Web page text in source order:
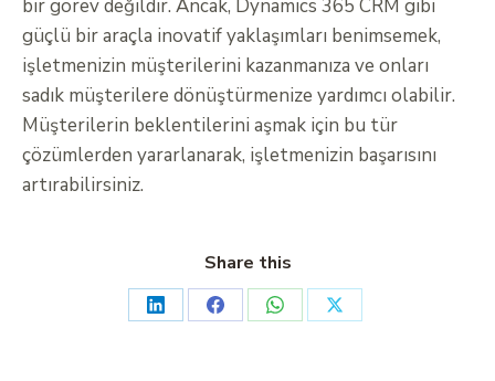
bir görev değildir. Ancak, Dynamics 365 CRM gibi
güçlü bir araçla inovatif yaklaşımları benimsemek,
işletmenizin müşterilerini kazanmanıza ve onları
sadık müşterilere dönüştürmenize yardımcı olabilir.
Müşterilerin beklentilerini aşmak için bu tür
çözümlerden yararlanarak, işletmenizin başarısını
artırabilirsiniz.
Share this